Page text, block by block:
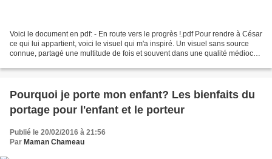
Voici le document en pdf: - En route vers le progrès !.pdf Pour rendre à César
ce qui lui appartient, voici le visuel qui m'a inspiré. Un visuel sans source
connue, partagé une multitude de fois et souvent dans une qualité médiocre.
Pourquoi je porte mon enfant? Les bienfaits du
portage pour l'enfant et le porteur
Publié le 20/02/2016 à 21:56
Par Maman Chameau